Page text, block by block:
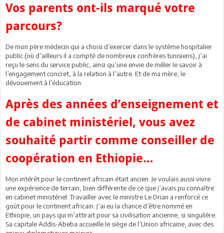
Vos parents ont-ils marqué votre
parcours?
De mon père médecin qui a choisi d’exercer dans le système hospitalier
public (où d’ailleurs il a compté de nombreux confrères tunisiens), j’ai
reçu le sens du service public, ainsi qu’une envie de mêler le savoir à
l’engagement concret, à la relation à l’autre. Et de ma mère, le
dévouement à l’éducation.
Après des années d’enseignement et
de cabinet ministériel, vous avez
souhaité partir comme conseiller de
coopération en Ethiopie…
Mon intérêt pour le continent africain était ancien. Je voulais aussi vivre
une expérience de terrain, bien différente de ce que j’avais pu connaître
en cabinet ministériel. Travailler avec le ministre Le Drian a renforcé ce
goût pour le continent africain. J’ai eu la chance d’être nommé en
Ethiopie, un pays qui m’attirait pour sa civilisation ancienne, si singulière.
Sa capitale Addis-Abeba accueille le siège de l’Union africaine, avec des